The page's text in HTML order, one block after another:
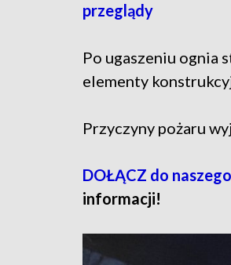
przeglądy
Po ugaszeniu ognia
elementy
Przyczyny pożaru
DOŁĄCZ do
informacji!